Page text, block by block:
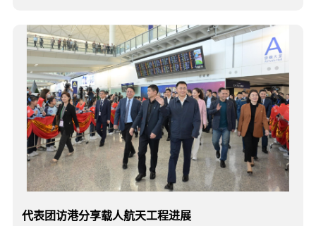
代表团访港分享载人航天工程进展